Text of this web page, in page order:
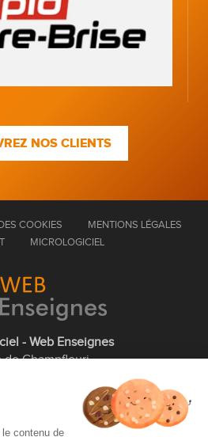
NOS CLIENTS
COOKIES
MENTIONS LÉGALES
MICROLOGICIEL
- Web Enseignes
de Champfleuri
01 75 43 63 60
contenu de